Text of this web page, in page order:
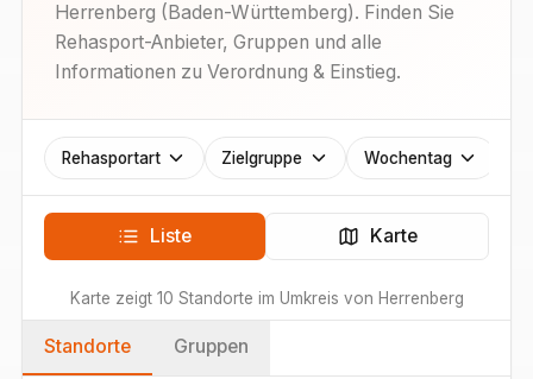
Herrenberg (Baden-Württemberg). Finden Sie
Rehasport-Anbieter, Gruppen und alle
Informationen zu Verordnung & Einstieg.
Rehasportart Zielgruppe Wochentag
Liste Karte
Karte zeigt 10 Standorte im Umkreis von Herrenberg
Standorte Gruppen